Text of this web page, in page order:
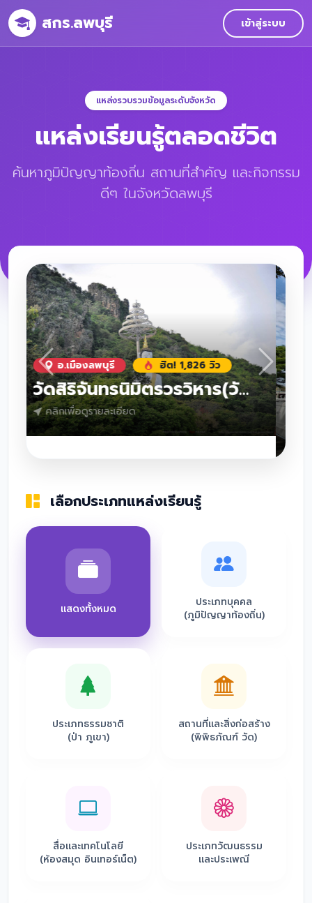
สกร.ลพบุรี เข้าสู่ระบบ
แหล่งรวบรวมข้อมูลระดับจังหวัด
แหล่งเรียนรู้ตลอดชีวิต
ค้นหาภูมิปัญญาท้องถิ่น สถานที่สำคัญ และกิจกรรม
ดีๆ ในจังหวัดลพบุรี
อ.เมืองลพบุรี ฮิต! 1,013 วิว
ว้ดกระเจียว
คลิกเพื่อดูรายละเอียด
ก่อนหน้า ถัดไป
เลือกประเภทแหล่งเรียนรู้
แสดงทั้งหมด
ประเภทบุคคล
(ภูมิปัญญาท้องถิ่น)
ประเภทธรรมชาติ
(ป่า ภูเขา)
สถานที่และสิ่งก่อสร้าง
(พิพิธภัณฑ์ วัด)
สื่อและเทคโนโลยี
(ห้องสมุด อินเทอร์เน็ต)
ประเภทวัฒนธรรม
และประเพณี